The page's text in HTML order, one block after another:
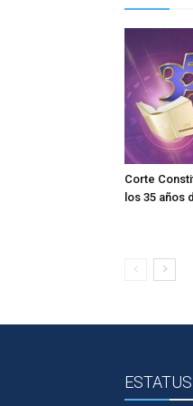
Corte
los 35 años